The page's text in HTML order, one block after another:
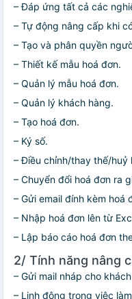
– Đáp ứng tất cả các
– Tự động nâng cấp khi
– Tạo và phân quyền
– Thiết kế mẫu hoá đơn.
– Quản lý mẫu hoá đơn.
– Quản lý khách hàng.
– Tạo hoá đơn.
– Ký số.
– Điều chỉnh/thay thế/huỷ
– Chuyển đổi hoá đơn ra
– Gửi email đính kèm hoá
– Nhập hoá đơn lên từ
– Lập báo cáo hoá đơn
2/ Tính năng nâng
– Gửi mail nháp cho
– Linh động trong việc